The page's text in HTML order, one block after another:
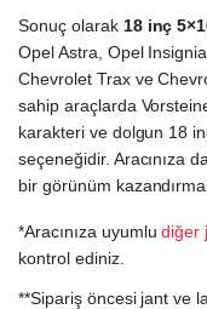
Sonuç olarak 18 inç
Opel Astra, Opel
Chevrolet Trax ve
sahip araçlarda
karakteri ve dolgun 18
seçeneğidir. Aracınıza
bir görünüm
*Aracınıza uyumludiğer
kontrol ediniz.
**Sipariş öncesi jant ve